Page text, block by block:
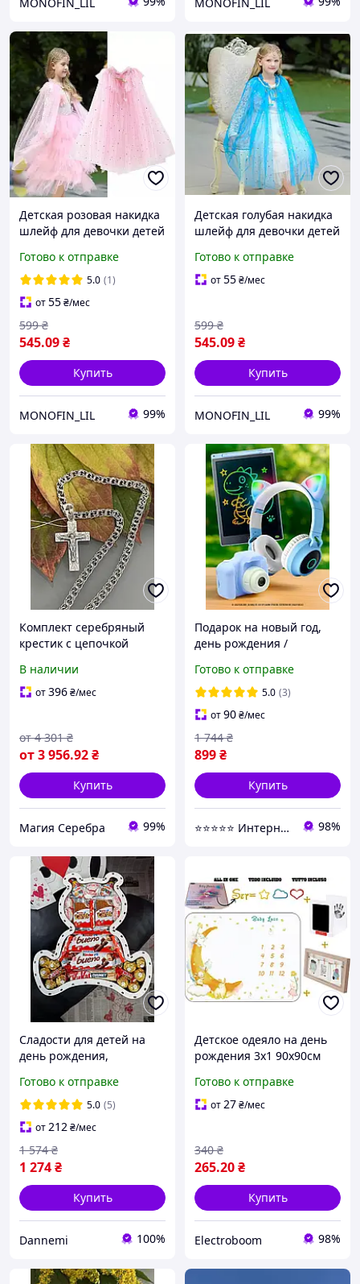
Детская розовая накидка
шлейф для девочки детей
день рождения до платья
Готово к отправке
5.0 (1)
от55₴/мес
545.09₴
599 ₴
Купить
MONOFIN_LIL 99%
Детская голубая накидка
шлейф для девочки детей
день рождения к платью
Готово к отправке
от55₴/мес
545.09₴
599 ₴
Купить
MONOFIN_LIL 99%
Комплект серебряный
крестик с цепочкой
рождения, крестины
детский
В наличии
от396₴/мес
от3 956.92₴
от 4 301 ₴
Купить
Магия Серебра 99%
Подарок на новый год,
день рождения /
девочки / Наушники +
детский фотоаппарат +
планшет
Готово к отправке
5.0 (3)
от90₴/мес
899₴
1 744 ₴
Купить
⭐⭐⭐⭐⭐ Интернет магазин Добра Мама 98%
Сладости для детей на
день рождения,
сладостью для ребенка,
Детские сладкие подарки
34 шт
Готово к отправке
5.0 (5)
от212₴/мес
1 274₴
1 574 ₴
Купить
Dannemi 100%
Детское одеяло на день
рождения 3x1 90x90см
Готово к отправке
от27₴/мес
265.20₴
340 ₴
Купить
Electroboom 98%